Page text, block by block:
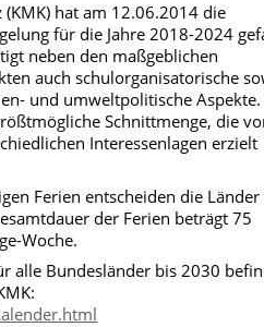
hat am 12.06.2014 die
für die Jahre 2018-2024
neben den maßgeblichen
auch schulorganisatorische
und umweltpolitische
Schnittmenge, die
Interessenlagen erzielt
Ferien entscheiden die
der Ferien beträgt 75
Woche.
alle Bundesländer bis 2030